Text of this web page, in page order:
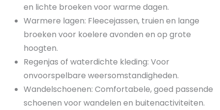
en lichte broeken voor warme dagen.
Warmere lagen: Fleecejassen, truien en lange
broeken voor koelere avonden en op grote
hoogten.
Regenjas of waterdichte kleding: Voor
onvoorspelbare weersomstandigheden.
Wandelschoenen: Comfortabele, goed passende
schoenen voor wandelen en buitenactiviteiten.